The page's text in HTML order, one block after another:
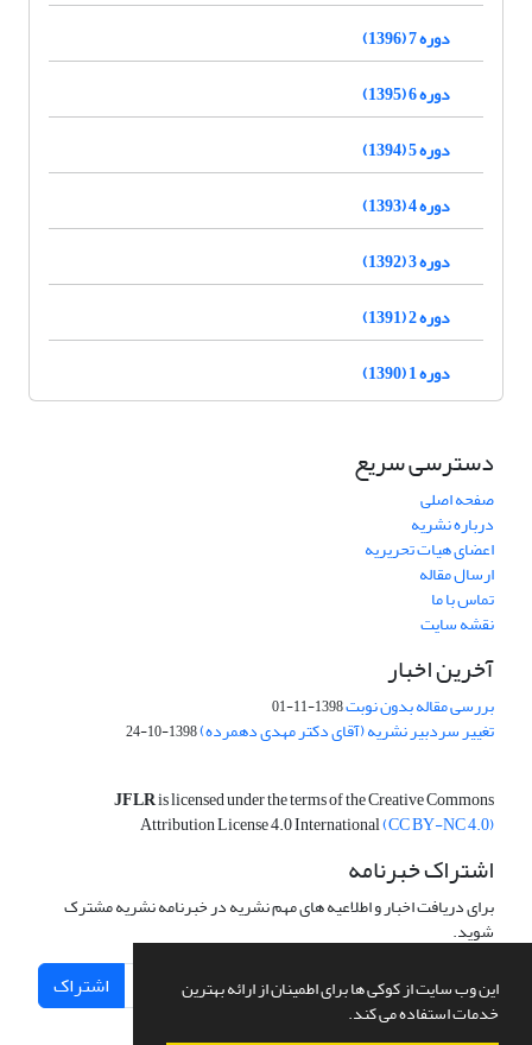
این وب سایت از کوکی ها برای اطمینان از ارائه بهترین
خدمات استفاده می کند.
دوره 7 (1396)
دوره 6 (1395)
دوره 5 (1394)
دوره 4 (1393)
دوره 3 (1392)
دوره 2 (1391)
دوره 1 (1390)
دسترسی سریع
صفحه اصلی
درباره نشریه
اعضای هیات تحریریه
ارسال مقاله
تماس با ما
نقشه سایت
آخرین اخبار
بررسی مقاله بدون نوبت1398-11-01
تغییر سردبیر نشریه (آقای دکتر مهدی دهمرده)1398-10-24
JFLRis licensed under the terms of the Creative Commons
Attribution License 4.0 International(CC BY-NC 4.0)
اشتراک خبرنامه
برای دریافت اخبار و اطلاعیه های مهم نشریه در خبرنامه نشریه مشترک
شوید.
اشتراک